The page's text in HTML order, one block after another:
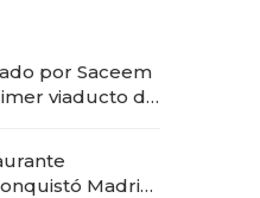
por Saceem
viaducto de
Madrid: